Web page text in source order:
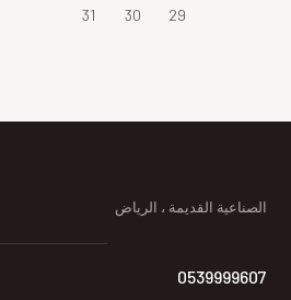
29
30
31
الصناعية القديمة ، الرياض
0539999607